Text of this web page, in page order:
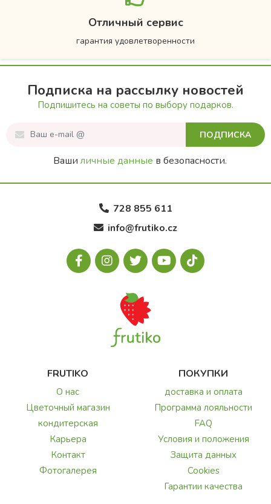
Отличный сервис
гарантия удовлетворенности
Подписка на рассылку новостей
Подпишитесь на советы по выбору подарков.
ПОДПИСКА
Ваши личные данные в безопасности.
728 855 611
info@frutiko.cz
FRUTIKO
О нас
Цветочный магазин
кондитерская
Карьера
Контакт
Фотогалерея
ПОКУПКИ
доставка и оплата
Программа лояльности
FAQ
Условия и положения
Защита данных
Cookies
Гарантии качества